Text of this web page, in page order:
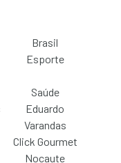
Brasil
Esporte
Saúde
Eduardo
Varandas
Click Gourmet
Nocaute